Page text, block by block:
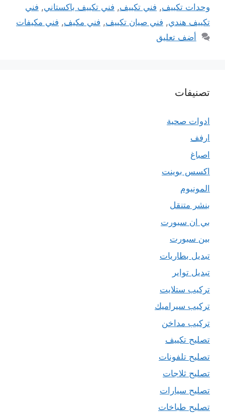
وحدات تكييف, فني تكييف, فني تكييف باكستاني, فني
تكييف هندي, فني صيان تكييف, فني مكيف, فني مكيفات
أضف تعليق
تصنيفات
ادوات صحية
ارفف
اصباغ
اكسس بوينت
المونيوم
بنشر متنقل
بي ان سبورت
بين سبورت
تبديل بطاريات
تبديل تواير
تركيب ستلايت
تركيب سيراميك
تركيب مداخن
تصليح تكييف
تصليح تلفونات
تصليح ثلاجات
تصليح سيارات
تصليح طباخات